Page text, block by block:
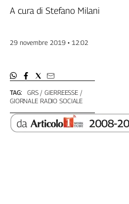
Fillea
Fiom
Flc
Fp
Nidil
Slc
Spi
A cura di Stefano Milani
29 novembre 2019 • 12:02
TAG: GRS
GIERREESSE
GIORNALE RADIO SOCIALE